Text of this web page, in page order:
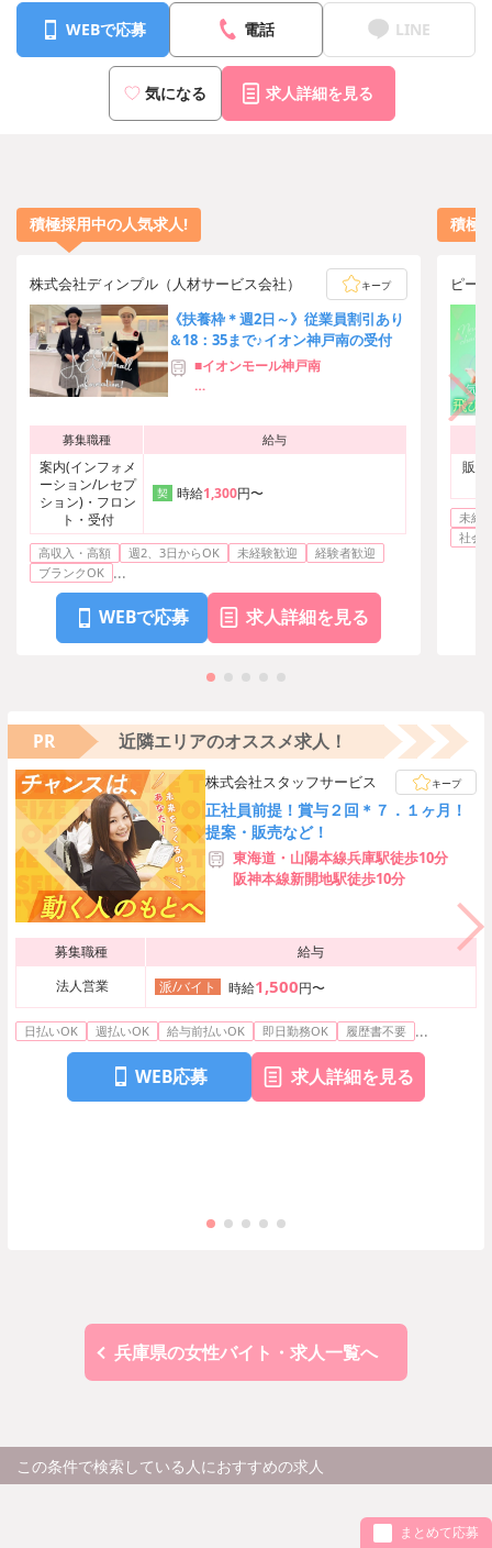
WEBで応募 電話 LINE
気になる 求人詳細を見る
積極採用中の人気求人!
株式会社ディンプル（人材サービス会社） キープ
《扶養枠＊週2日～》従業員割引あり
＆18：35まで♪イオン神戸南の受付
■イオンモール神戸南
地下鉄海岸線「三宮・花時計前」駅
から8分
も便利！
募集職種 給与
案内(インフォメ
ーション/レセプ
ション)・フロン
ト・受付
契 時給1,300円〜
高収入・高額 週2、3日からOK 未経験歓迎
経験者歓迎
ブランクOK ...
WEBで応募 求人詳細を見る
積極
ピー
販売
未経
社会
PR 近隣エリアのオススメ求人！
株式会社スタッフサービス キープ
正社員前提！賞与２回＊７．１ヶ月！
提案・販売など！
東海道・山陽本線兵庫駅徒歩10分
阪神本線新開地駅徒歩10分
募集職種
給与
法人営業
派/バイト 時給1,500円〜
日払いOK 週払いOK 給与前払いOK 即日勤務OK 履歴書不要 ...
WEB応募 求人詳細を見る
兵庫県の女性バイト・求人一覧へ
この条件で検索している人におすすめの求人
まとめて応募